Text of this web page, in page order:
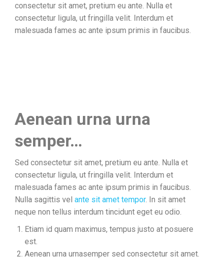
consectetur sit amet, pretium eu ante. Nulla et
consectetur ligula, ut fringilla velit. Interdum et
malesuada fames ac ante ipsum primis in faucibus.
Aenean urna urna
semper…
Sed consectetur sit amet, pretium eu ante. Nulla et
consectetur ligula, ut fringilla velit. Interdum et
malesuada fames ac ante ipsum primis in faucibus.
Nulla sagittis vel ante sit amet tempor. In sit amet
neque non tellus interdum tincidunt eget eu odio.
Etiam id quam maximus, tempus justo at posuere
est.
Aenean urna urnasemper sed consectetur sit amet.